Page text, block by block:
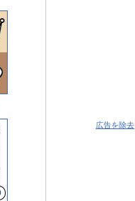
広告を除去